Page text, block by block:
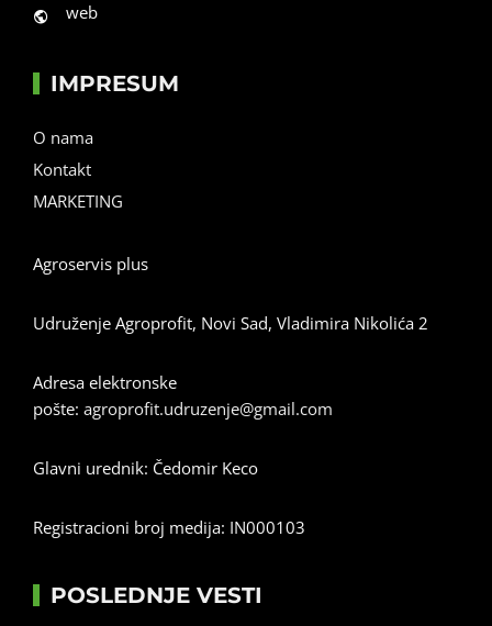
web
IMPRESUM
O nama
Kontakt
MARKETING
Agroservis plus
Udruženje Agroprofit, Novi Sad, Vladimira Nikolića 2
Adresa elektronske
pošte: agroprofit.udruzenje@gmail.com
Glavni urednik: Čedomir Keco
Registracioni broj medija: IN000103
POSLEDNJE VESTI